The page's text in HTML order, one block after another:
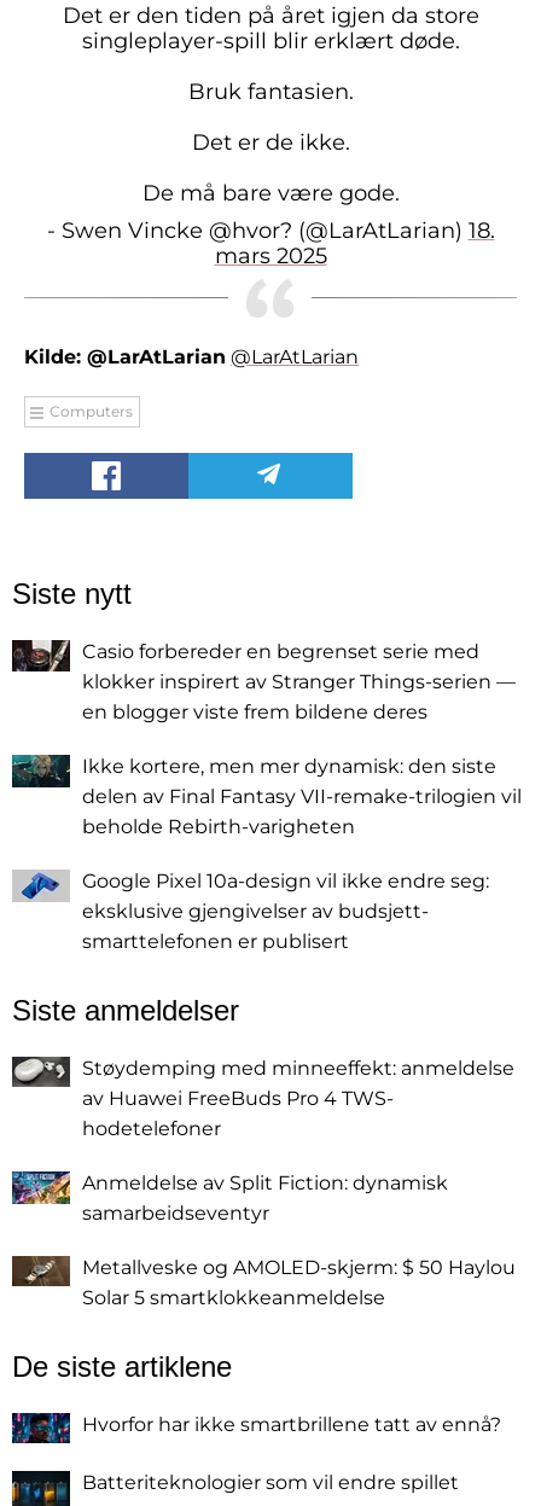
Det er den tiden på året igjen da store
singleplayer-spill blir erklært døde.
Bruk fantasien.
Det er de ikke.
De må bare være gode.
- Swen Vincke @hvor? (@LarAtLarian) 18.
mars 2025
Kilde: @LarAtLarian @LarAtLarian
Computers
Siste nytt
Casio forbereder en begrenset serie med
klokker inspirert av Stranger Things-serien —
en blogger viste frem bildene deres
Ikke kortere, men mer dynamisk: den siste
delen av Final Fantasy VII-remake-trilogien vil
beholde Rebirth-varigheten
Google Pixel 10a-design vil ikke endre seg:
eksklusive gjengivelser av budsjett-
smarttelefonen er publisert
Siste anmeldelser
Støydemping med minneeffekt: anmeldelse
av Huawei FreeBuds Pro 4 TWS-
hodetelefoner
Anmeldelse av Split Fiction: dynamisk
samarbeidseventyr
Metallveske og AMOLED-skjerm: $ 50 Haylou
Solar 5 smartklokkeanmeldelse
De siste artiklene
Hvorfor har ikke smartbrillene tatt av ennå?
Batteriteknologier som vil endre spillet